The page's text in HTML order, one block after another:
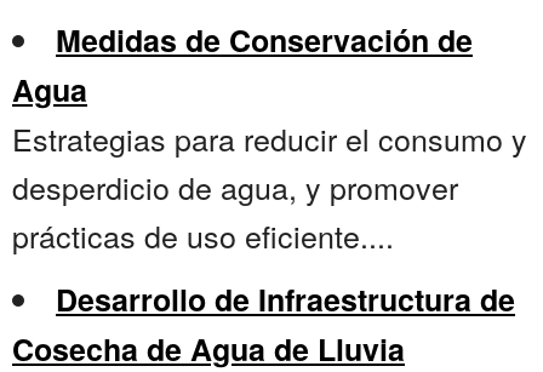
Medidas de Conservación de
Agua
Estrategias para reducir el consumo y
desperdicio de agua, y promover
prácticas de uso eficiente....
Desarrollo de Infraestructura de
Cosecha de Agua de Lluvia